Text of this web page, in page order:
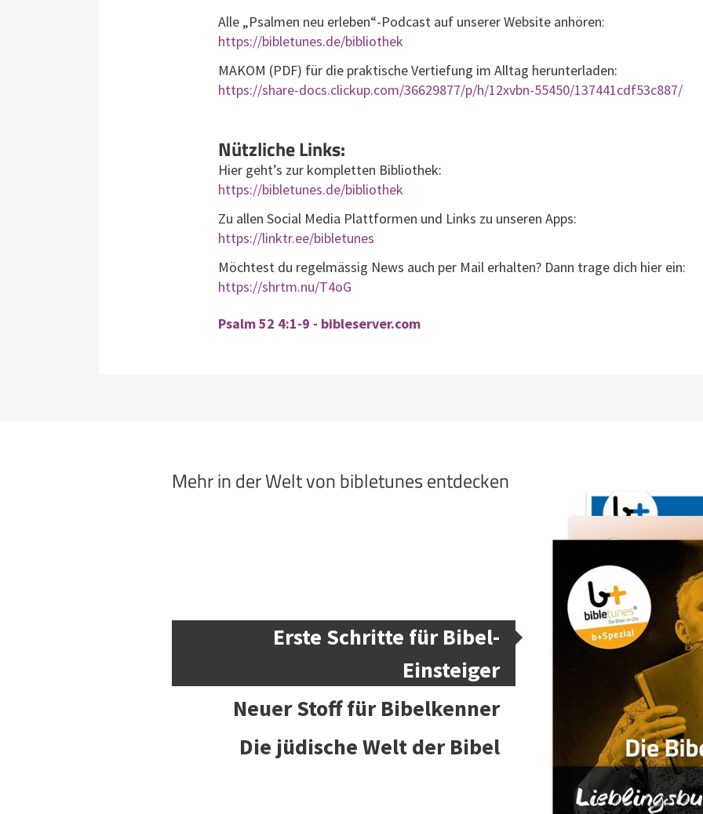
Alle „Psalmen neu erleben“-Podcast auf unserer Website anhören:
https://bibletunes.de/bibliothek
MAKOM (PDF) für die praktische Vertiefung im Alltag herunterladen:
https://share-docs.clickup.com/36629877/p/h/12xvbn-55450/137441cdf53c887/
Nützliche Links:
Hier geht’s zur kompletten Bibliothek:
https://bibletunes.de/bibliothek
Zu allen Social Media Plattformen und Links zu unseren Apps:
https://linktr.ee/bibletunes
Möchtest du regelmässig News auch per Mail erhalten? Dann trage dich hier ein:
https://shrtm.nu/T4oG
Psalm 52 4:1-9 - bibleserver.com
Mehr in der Welt von bibletunes entdecken
Erste Schritte für Bibel-
Einsteiger
Neuer Stoff für Bibelkenner
Die jüdische Welt der Bibel